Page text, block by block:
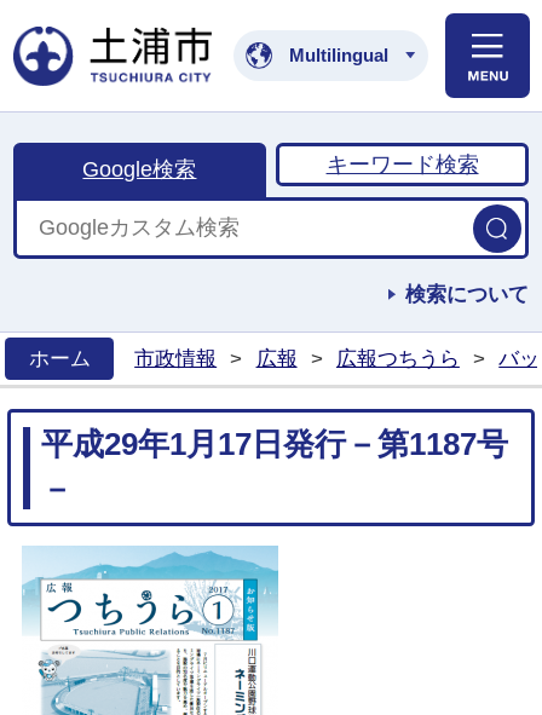
土浦市公式ホームペ
Multilingual
Google検索 キーワード検索
検索について
ホーム
市政情報 > 広報 > 広報つちうら > バ
平成29年1月17日発行－第1187号
－